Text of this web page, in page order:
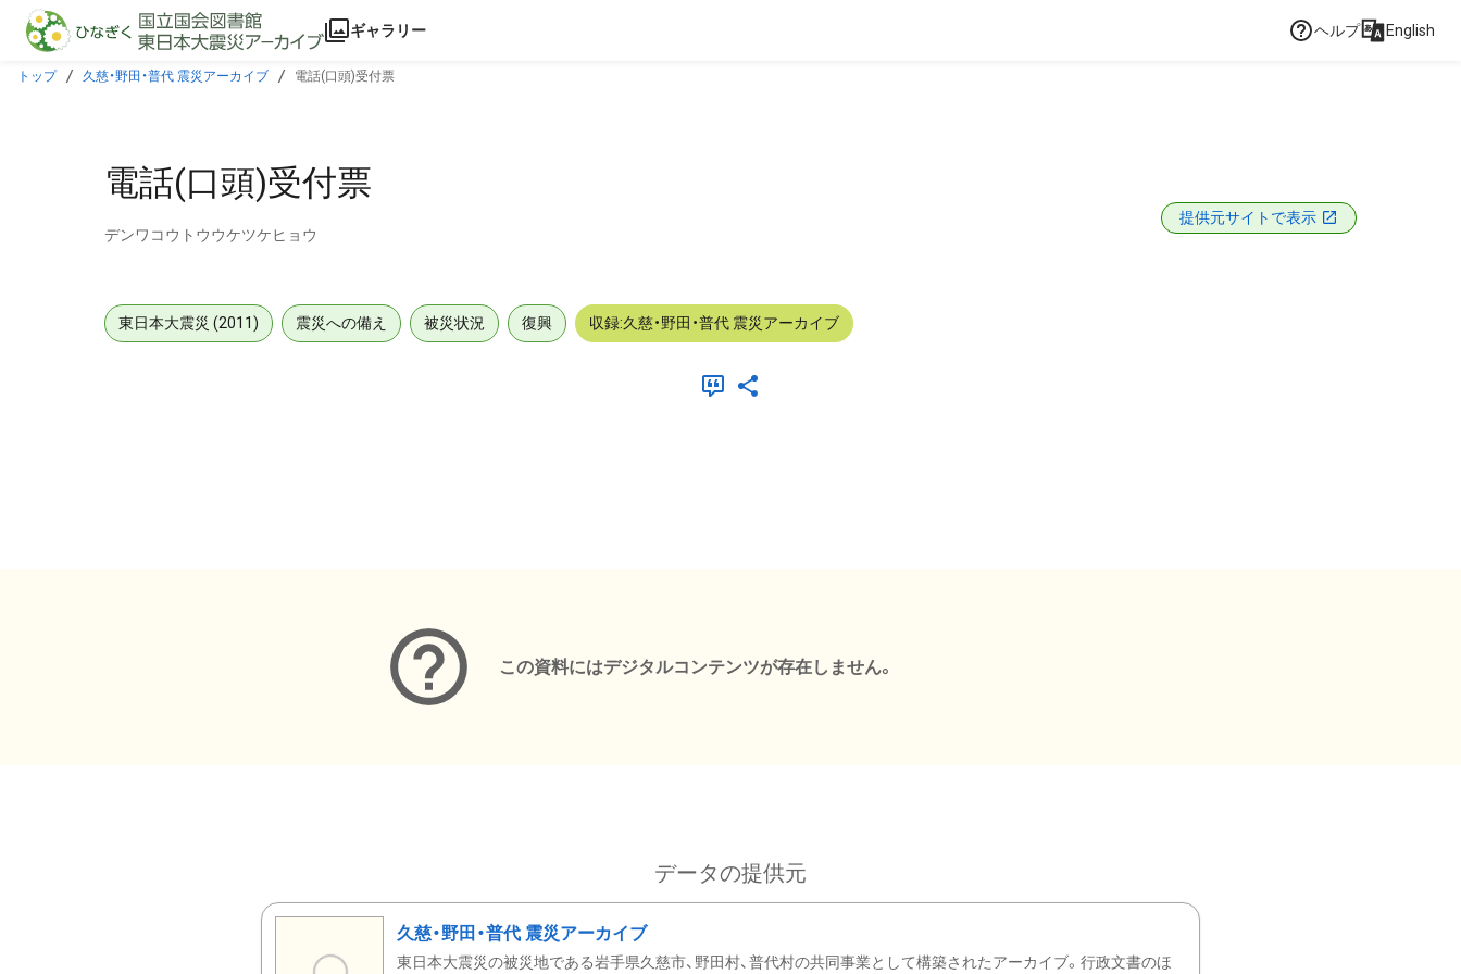
本文に飛ぶ
ギャラリー ヘルプ English
トップ 久慈・野田・普代 震災アーカイブ 電話(口頭)受付票
電話(口頭)受付票
デンワコウトウウケツケヒョウ
提供元サイトで表示
東日本大震災 (2011) 震災への備え 被災状況 復興 収録:久慈・野田・普代 震災アーカイブ
この資料にはデジタルコンテンツが存在しません。
データの提供元
久慈・野田・普代 震災アーカイブ
東日本大震災の被災地である岩手県久慈市、野田村、普代村の共同事業として構築されたアーカイブ。行政文書のほ